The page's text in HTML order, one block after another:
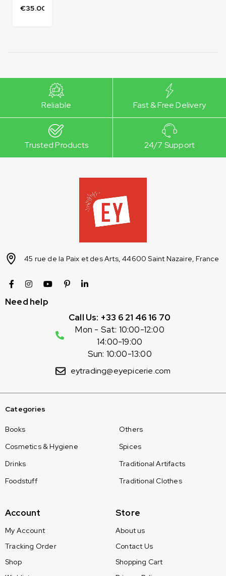
€35.00
Reliable Fast & Free Delivery
Trusted Products 24/7 Support
45 rue de la Paix et des Arts, 44600 Saint Nazaire, France
Need help
Call Us: +33 6 21 46 16 70
Mon - Sat: 10:00-12:00
14:00-19:00
Sun: 10:00-13:00
eytrading@eyepicerie.com
Categories
Books
Cosmetics & Hygiene
Drinks
Foodstuff
Others
Spices
Traditional Artifacts
Traditional Clothes
Account
My Account
Tracking Order
Shop
Store
About us
Contact Us
Shopping Cart